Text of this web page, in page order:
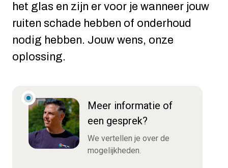
het glas en zijn er voor je wanneer jouw
ruiten schade hebben of onderhoud
nodig hebben. Jouw wens, onze
oplossing.
Meer informatie of
een gesprek?
We vertellen je over de
mogelijkheden.